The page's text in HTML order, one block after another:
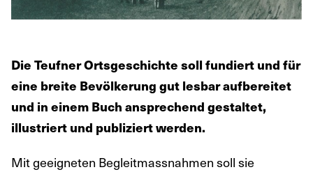
Die Teufner Ortsgeschichte soll fundiert und für
eine breite Bevölkerung gut lesbar aufbereitet
und in einem Buch ansprechend gestaltet,
illustriert und publiziert werden.
Mit geeigneten Begleitmassnahmen soll sie